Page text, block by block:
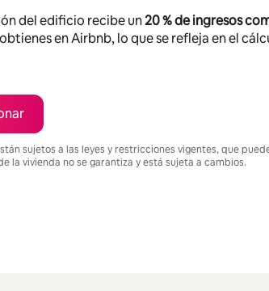
del edificio recibe un20 % de ingresos
en Airbnb, lo que se refleja en el
sujetos a las leyes y restricciones vigentes, que
la vivienda no se garantiza y está sujeta a cambios.